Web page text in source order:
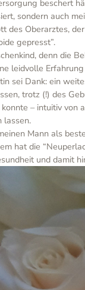
beschert
sondern auch
des Oberarztes,
gepresst”.
denn die
leidvolle
sei Dank: ein
trotz (!) des
– intuitiv von
lassen.
Mann als
hat die
und damit